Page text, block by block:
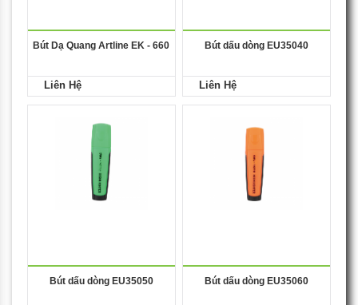
Bút Dạ Quang Artline EK - 660
Liên Hệ
Bút dấu dòng EU35040
Liên Hệ
Bút dấu dòng EU35050 Bút dấu dòng EU35060